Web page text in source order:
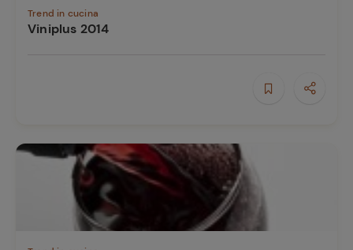
Trend in cucina
Viniplus 2014